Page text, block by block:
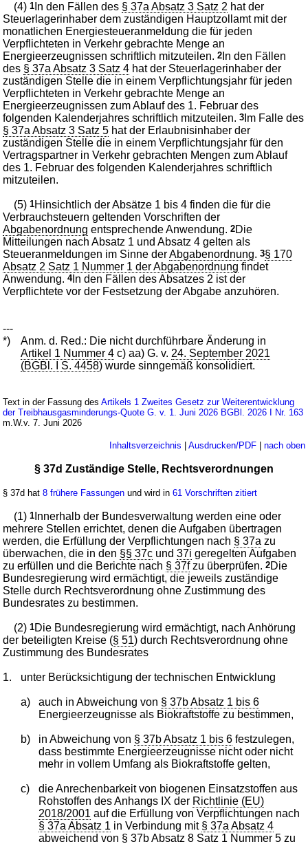
(4)1 In den Fällen des § 37a Absatz 3 Satz 2 hat der
Steuerlagerinhaber dem zuständigen Hauptzollamt mit der
monatlichen Energiesteueranmeldung die für jeden
Verpflichteten in Verkehr gebrachte Menge an
Energieerzeugnissen schriftlich mitzuteilen.2 In den Fällen
des § 37a Absatz 3 Satz 4 hat der Steuerlagerinhaber der
zuständigen Stelle die in einem Verpflichtungsjahr für jeden
Verpflichteten in Verkehr gebrachte Menge an
Energieerzeugnissen zum Ablauf des 1. Februar des
folgenden Kalenderjahres schriftlich mitzuteilen.3 Im Falle des
§ 37a Absatz 3 Satz 5 hat der Erlaubnisinhaber der
zuständigen Stelle die in einem Verpflichtungsjahr für den
Vertragspartner in Verkehr gebrachten Mengen zum Ablauf
des 1. Februar des folgenden Kalenderjahres schriftlich
mitzuteilen.
(5)1Hinsichtlich der Absätze 1 bis 4 finden die für die
Verbrauchsteuern geltenden Vorschriften der
Abgabenordnung entsprechende Anwendung.2Die
Mitteilungen nach Absatz 1 und Absatz 4 gelten als
Steueranmeldungen im Sinne derAbgabenordnung.3§ 170
Absatz 2 Satz 1 Nummer 1 der Abgabenordnung findet
Anwendung.4In den Fällen des Absatzes 2 ist der
Verpflichtete vor der Festsetzung der Abgabe anzuhören.
---
*)
Anm. d. Red.: Die nicht durchführbare Änderung in
Artikel 1 Nummer 4 c) aa) G. v. 24. September 2021
(BGBl. I S. 4458) wurde sinngemäß konsolidiert.
Text in der Fassung desArtikels 1 Zweites Gesetz zur Weiterentwicklung
der Treibhausgasminderungs-Quote G. v. 1. Juni 2026 BGBl. 2026 I Nr. 163
m.W.v. 7. Juni 2026
Inhaltsverzeichnis Ausdrucken/PDF| nach oben
§ 37d Zuständige Stelle, Rechtsverordnungen
§ 37d hat8 frühere Fassungen und wird in61 Vorschriften zitiert
(1)1 Innerhalb der Bundesverwaltung werden eine oder
mehrere Stellen errichtet, denen die Aufgaben übertragen
werden, die Erfüllung der Verpflichtungen nach § 37a zu
überwachen, die in den §§ 37c und37i geregelten Aufgaben
zu erfüllen und die Berichte nach § 37fzu überprüfen.2Die
Bundesregierung wird ermächtigt, die jeweils zuständige
Stelle durch Rechtsverordnung ohne Zustimmung des
Bundesrates zu bestimmen.
(2)1Die Bundesregierung wird ermächtigt, nach Anhörung
der beteiligten Kreise (§ 51) durch Rechtsverordnung ohne
Zustimmung des Bundesrates
1. unter Berücksichtigung der technischen Entwicklung
a) auch in Abweichung von § 37b Absatz 1 bis 6
Energieerzeugnisse als Biokraftstoffe zu bestimmen,
b) in Abweichung von § 37b Absatz 1 bis 6festzulegen,
dass bestimmte Energieerzeugnisse nicht oder nicht
mehr in vollem Umfang als Biokraftstoffe gelten,
c)
die Anrechenbarkeit von biogenen Einsatzstoffen aus
Rohstoffen des Anhangs IX der Richtlinie (EU)
2018/2001 auf die Erfüllung von Verpflichtungen nach
§ 37a Absatz 1 in Verbindung mit § 37a Absatz 4
abweichend von § 37b Absatz 8 Satz 1 Nummer 5zu